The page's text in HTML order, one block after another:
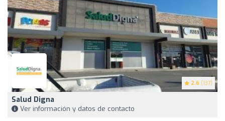
2.6 (137)
Salud Digna
Ver información y datos de contacto